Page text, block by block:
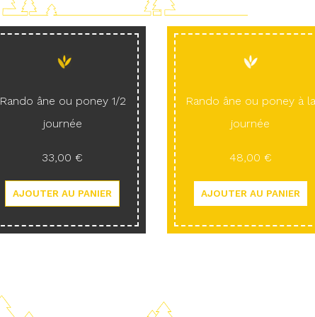
Rando âne ou poney 1/2
journée
33,00 €
Rando âne ou poney à la
journée
48,00 €